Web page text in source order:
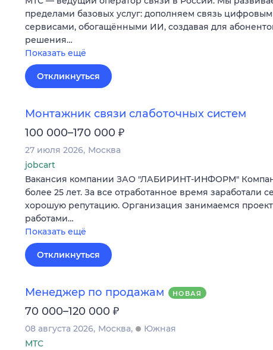
пределами базовых услуг: дополняем связь
сервисами, обогащёнными ИИ, создавая для
решения…
Показать ещё
Откликнуться
Монтажник связи слаботочных систем
100 000–170 000 ₽
27 июля 2026 Москва
jobcart
Вакансия компании ЗАО "ЛАБИРИНТ-ИНФОРМ"
более 25 лет. За все отработанное время заработали
хорошую репутацию. Организация занимаемся
работами…
Показать ещё
Откликнуться
Менеджер по продажам НОВАЯ
70 000–120 000 ₽
08 августа 2026 Москва
Южная
МТС